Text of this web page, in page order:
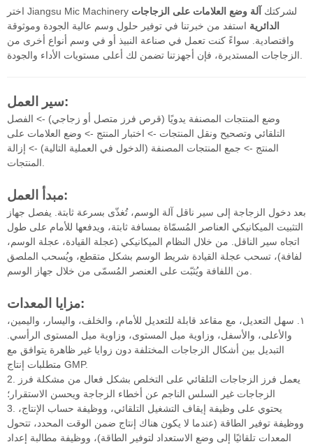
اختر Jiangsu Mic Machinery لشركتك آلة وضع العلامات على الزجاجات
الدائرية استفد من خبرتنا في توفير حلول وسم عالية الجودة وموثوقة
واقتصادية. سواءً كنت تعمل في صناعة النبيذ أو في وسم أنواع أخرى من
سير العمل:
وضع المنتجات المصنفة يدويًا (قرص فرز متصل أو زجاجي) -> الفصل
التلقائي وتصحيح ونقل المنتجات -> اختبار المنتج -> وضع العلامات على
المنتج -> جمع المنتجات المصنفة (الدخول في العملية التالية) -> إزالة
مبدأ العمل:
بعد دخول الزجاجة إلى سير ناقل آلة الوسم، تُغذّى بسرعة ثابتة. يفصل جهاز
التثبيت الميكانيكي العناصر المُسمّاة بمسافة ثابتة، ويدفعها للأمام على طول
اتجاه سير الناقل. من خلال النظام الميكانيكي (عجلة القيادة، عجلة الوسم،
لفافة)، تسحب عجلة القيادة شريط الوسم بشكل متقطع، ويُسحب الملصق
مزايا المعدات:
١. سهل التعديل، مع مقاعد قابلة للتعديل للأمام، والخلف، واليسار، واليمين،
والأعلى، والأسفل، وزاوية ميل المستوى، وزاوية ميل المستوى الرأسي.
التبديل بين أشكال الزجاجات المختلفة دون زوايا غير ظاهرة يتوافق مع
متطلبات إنتاج GMP.
2. يعمل فرز الزجاجات التلقائي على التخلص بشكل فعال من مشكلة فرز
الزجاجات غير السلس الناجم عن أخطاء الزجاجة ويحسن الاستقرار؛
3. يحتوي على وظيفة إيقاف التشغيل التلقائي، ووظيفة حساب الإنتاج،
ووظيفة توفير الطاقة (عندما لا يكون هناك إنتاج ضمن الوقت المحدد، تتحول
المعدات تلقائيًا إلى وضع الاستعداد لتوفير الطاقة)، ووظيفة مطالبة إعداد